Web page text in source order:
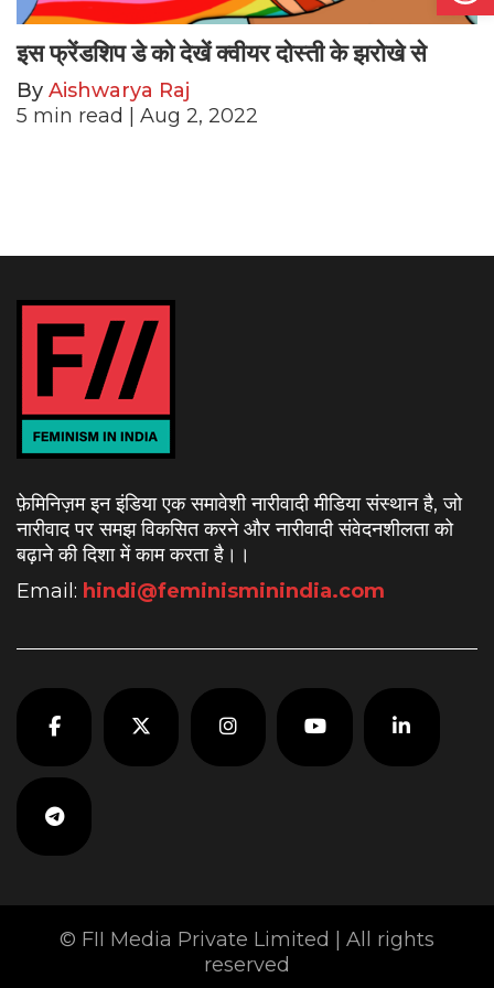
इस फ्रेंडशिप डे को देखें क्वीयर दोस्ती के झरोखे से
By Aishwarya Raj
5 min read | Aug 2, 2022
फ़ेमिनिज़म इन इंडिया एक समावेशी नारीवादी मीडिया संस्थान है, जो
नारीवाद पर समझ विकसित करने और नारीवादी संवेदनशीलता को
बढ़ाने की दिशा में काम करता है। ।
Email: hindi@feminisminindia.com
© FII Media Private Limited | All rights
reserved